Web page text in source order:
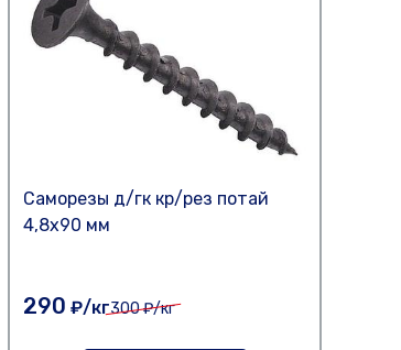
Саморезы д/гк кр/рез потай
4,8х90 мм
290 ₽/кг300₽/кг